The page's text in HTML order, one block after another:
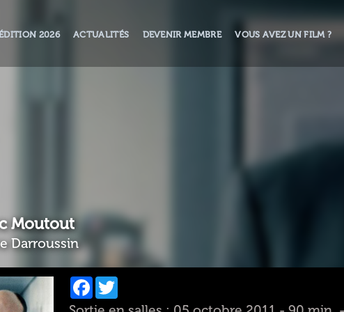
2026 ACTUALITÉS DEVENIR MEMBRE VOUS AVEZ UN FILM ?
Moutout
Darroussin
Facebook